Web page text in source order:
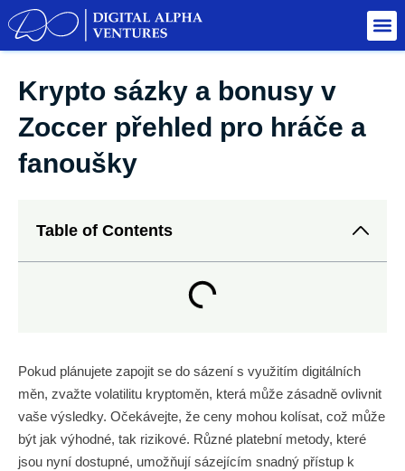
Krypto sázky a bonusy v
Zoccer přehled pro hráče a
fanoušky
Table of Contents
Pokud plánujete zapojit se do sázení s využitím digitálních
měn, zvažte volatilitu kryptoměn, která může zásadně ovlivnit
vaše výsledky. Očekávejte, že ceny mohou kolísat, což může
být jak výhodné, tak rizikové. Různé platební metody, které
jsou nyní dostupné, umožňují sázejícím snadný přístup k